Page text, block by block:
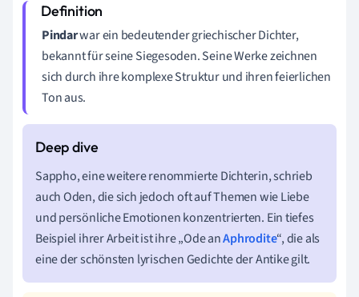
Pindarwar ein bedeutender griechischer Dichter,
bekannt für seine Siegesoden. Seine Werke zeichnen
sich durch ihre komplexe Struktur und ihren feierlichen
Ton aus.
Sappho, eine weitere renommierte Dichterin, schrieb
auch Oden, die sich jedoch oft auf Themen wie Liebe
und persönliche Emotionen konzentrierten. Ein tiefes
Beispiel ihrer Arbeit ist ihre „Ode anAphrodite“, die als
eine der schönsten lyrischen Gedichte der Antike gilt.